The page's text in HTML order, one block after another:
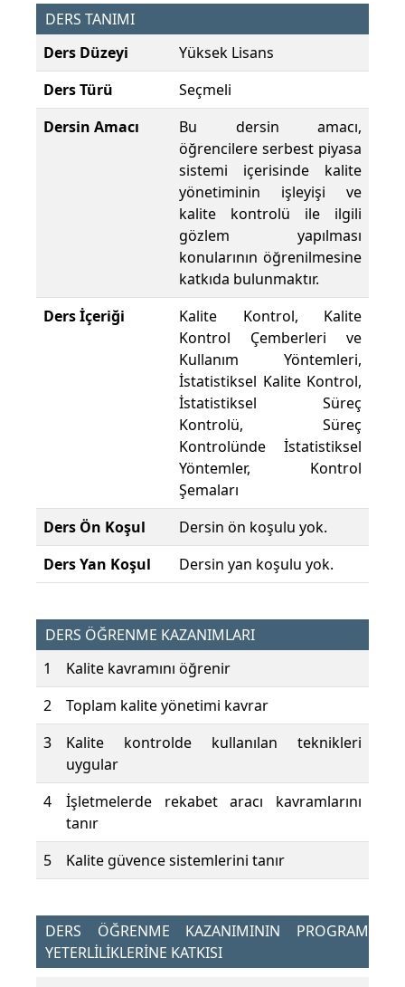
DERS TANIMI
Ders Düzeyi
Yüksek Lisans
Ders Türü
Seçmeli
Dersin Amacı
Bu dersin amacı,
öğrencilere serbest piyasa
sistemi içerisinde kalite
yönetiminin işleyişi ve
kalite kontrolü ile ilgili
gözlem yapılması
konularının öğrenilmesine
katkıda bulunmaktır.
Ders İçeriği
Kalite Kontrol, Kalite
Kontrol Çemberleri ve
Kullanım Yöntemleri,
İstatistiksel Kalite Kontrol,
İstatistiksel Süreç
Kontrolü, Süreç
Kontrolünde İstatistiksel
Yöntemler, Kontrol
Şemaları
Ders Ön Koşul
Dersin ön koşulu yok.
Ders Yan Koşul
Dersin yan koşulu yok.
DERS ÖĞRENME KAZANIMLARI
1
Kalite kavramını öğrenir
2
Toplam kalite yönetimi kavrar
3
Kalite kontrolde kullanılan teknikleri
uygular
4
İşletmelerde rekabet aracı kavramlarını
tanır
5
Kalite güvence sistemlerini tanır
DERS ÖĞRENME KAZANIMININ PROGRAM
YETERLİLİKLERİNE KATKISI